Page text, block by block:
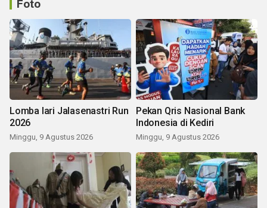
Foto
Lomba lari Jalasenastri Run
2026
Minggu, 9 Agustus 2026
Pekan Qris Nasional Bank
Indonesia di Kediri
Minggu, 9 Agustus 2026